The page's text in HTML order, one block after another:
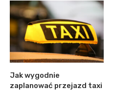
Jak wygodnie
zaplanować przejazd taxi